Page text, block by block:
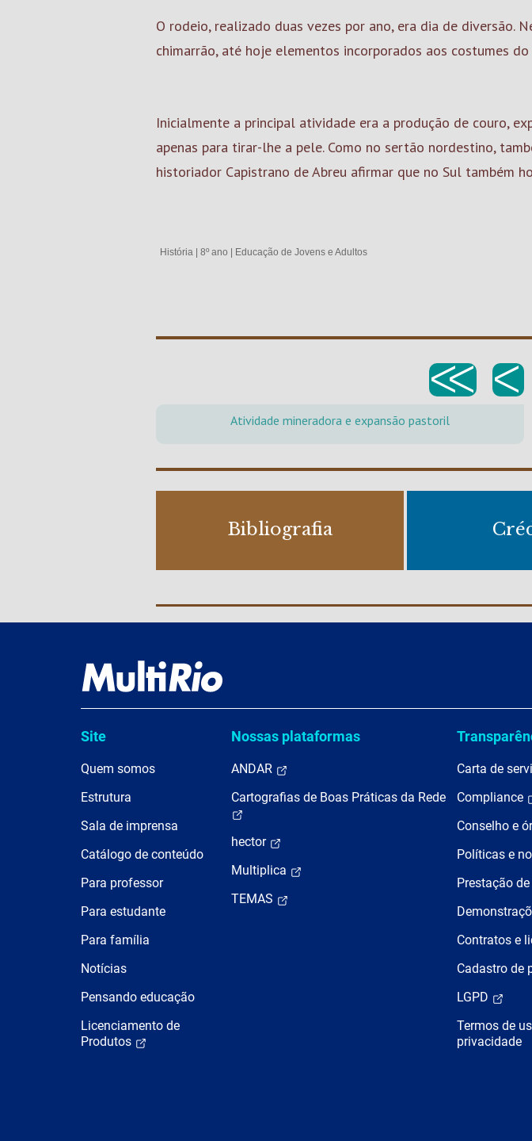
O rodeio, realizado duas vezes por ano, era dia de diversão.
chimarrão, até hoje elementos incorporados aos costumes do
Inicialmente a principal atividade era a produção de couro,
apenas para tirar-lhe a pele. Como no sertão nordestino,
historiador Capistrano de Abreu afirmar que no Sul também
História 8º ano Educação de Jovens e Adultos
<< <
Atividade mineradora e expansão pastoril
Bibliografia
Site
Quem somos
Estrutura
Sala de imprensa
Catálogo de conteúdo
Para professor
Para estudante
Para família
Notícias
Pensando educação
Licenciamento de
Produtos
Nossas plataformas
ANDAR
Cartografias de Boas Práticas da Rede
hector
Multiplica
TEMAS
Carta de
Compliance
Conselho e
Políticas e
Prestação
Contratos e
Cadastro de
LGPD
Termos de
privacidade